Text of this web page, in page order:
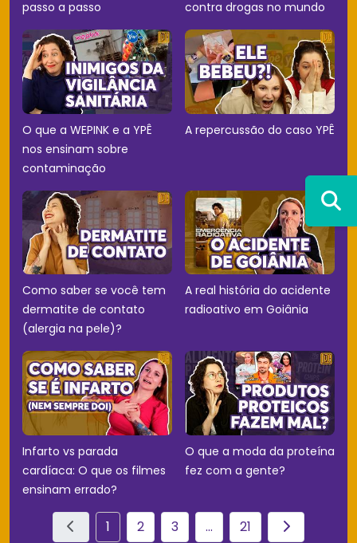
passo a passo contra drogas no mundo
O que a WEPINK e a YPÊ
nos ensinam sobre
contaminação
A repercussão do caso YPÊ
Como saber se você tem
dermatite de contato
(alergia na pele)?
A real história do acidente
radioativo em Goiânia
Infarto vs parada
cardíaca: O que os filmes
ensinam errado?
O que a moda da proteína
fez com a gente?
1 2 3 ... 21